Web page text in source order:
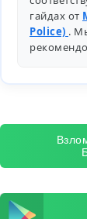
гайдах от
Police) .